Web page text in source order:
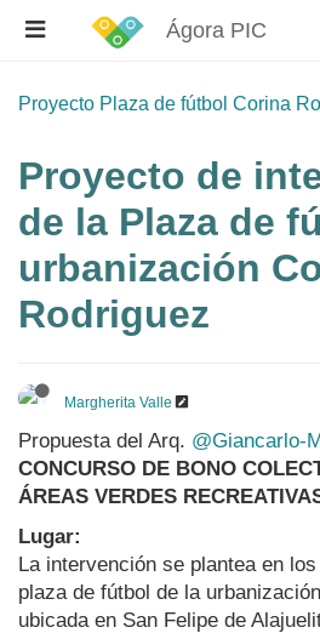
Ágora PIC
Proyecto Plaza de fútbol Corina
Proyecto de
de la Plaza de
urbanización
Rodriguez
Margherita Valle
Propuesta del Arq. @Giancarlo-
CONCURSO DE BONO
ÁREAS VERDES
Lugar:
La intervención se plantea en
plaza de fútbol de la
ubicada en San Felipe de